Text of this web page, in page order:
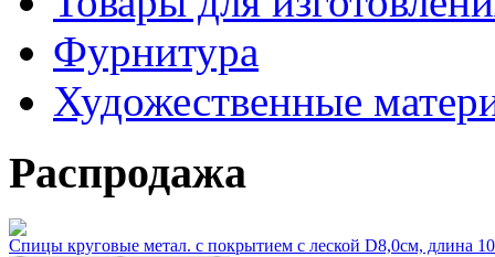
Фурнитура
Художественные
Распродажа
Спицы круговые метал. с покрытием с леской D8,0см, длина